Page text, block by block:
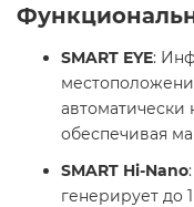
SMART EYE:
автоматически
обеспечивая
SMART Hi-Nano
генерирует до